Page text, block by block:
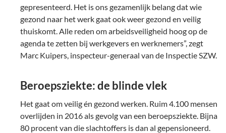
gepresenteerd. Het is ons gezamenlijk belang dat wie
gezond naar het werk gaat ook weer gezond en veilig
thuiskomt. Alle reden om arbeidsveiligheid hoog op de
agenda te zetten bij werkgevers en werknemers”, zegt
Marc Kuipers, inspecteur-generaal van de Inspectie SZW.
Beroepsziekte: de blinde vlek
Het gaat om veilig én gezond werken. Ruim 4.100 mensen
overlijden in 2016 als gevolg van een beroepsziekte. Bijna
80 procent van die slachtoffers is dan al gepensioneerd.